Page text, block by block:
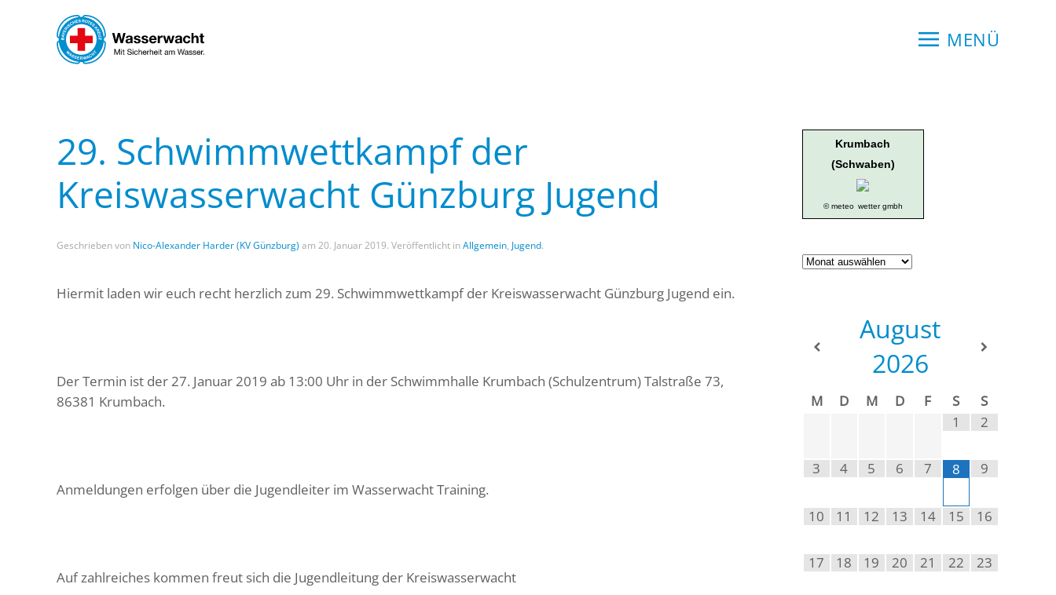
Skip to main content MENÜ
29. Schwimmwettkampf der
Kreiswasserwacht Günzburg Jugend
Geschrieben von Nico-Alexander Harder (KV Günzburg) am 20. Januar 2019. Veröffentlicht inAllgemein, Jugend.
Hiermit laden wir euch recht herzlich zum 29. Schwimmwettkampf der Kreiswasserwacht Günzburg Jugend ein.
Der Termin ist der 27. Januar 2019 ab 13:00 Uhr in der Schwimmhalle Krumbach (Schulzentrum) Talstraße 73,
86381 Krumbach.
Anmeldungen erfolgen über die Jugendleiter im Wasserwacht Training.
Auf zahlreiches kommen freut sich die Jugendleitung der Kreiswasserwacht
Krumbach
(Schwaben)
© meteo wetter gmbh
Geschichte
August
2026
M D M D F S
S
1
2
3 4 5 6 7 8 9
10 11 12 13 14 15 16
17 18 19 20 21 22 23